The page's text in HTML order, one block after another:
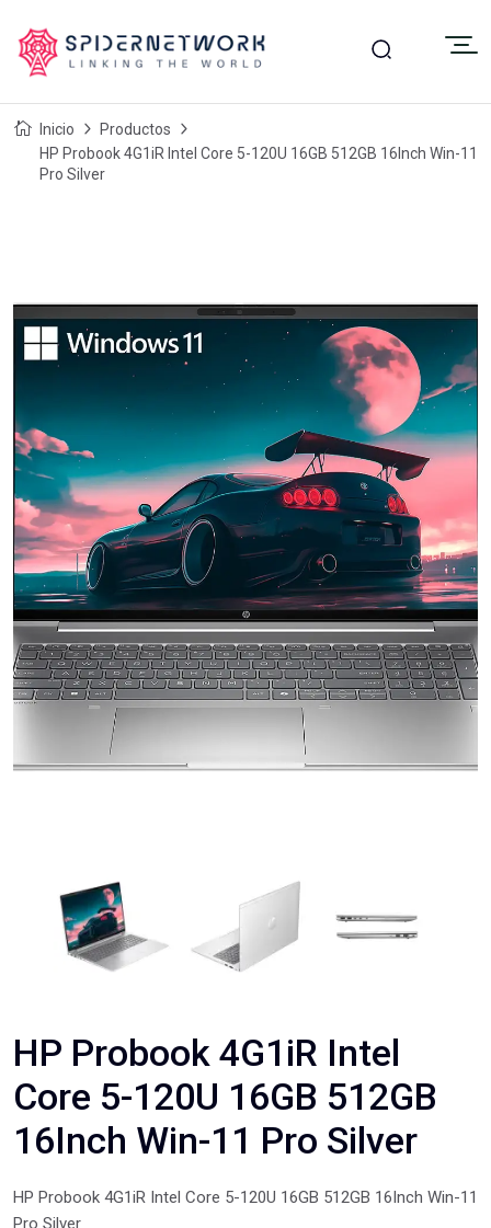
Inicio
Productos
HP Probook 4G1iR Intel Core 5-120U 16GB 512GB 16Inch Win-11
Pro Silver
HP Probook 4G1iR Intel
Core 5-120U 16GB 512GB
16Inch Win-11 Pro Silver
HP Probook 4G1iR Intel Core 5-120U 16GB 512GB 16Inch Win-11
Pro Silver